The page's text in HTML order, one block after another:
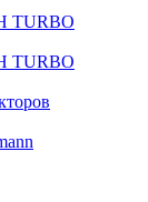
TURBO
TURBO